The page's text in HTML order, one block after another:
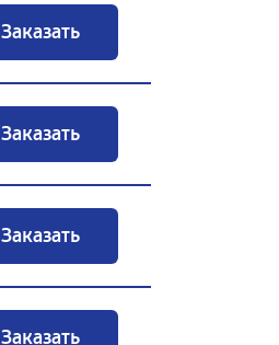
Заказать
Заказать
Заказать
Заказать